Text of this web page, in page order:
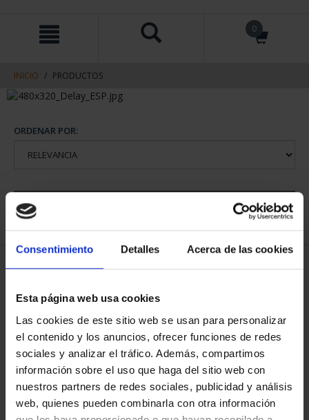
Consentimiento Detalles Acerca de las cookies
Esta página web usa cookies
Las cookies de este sitio web se usan para personalizar
el contenido y los anuncios, ofrecer funciones de redes
sociales y analizar el tráfico. Además, compartimos
información sobre el uso que haga del sitio web con
nuestros partners de redes sociales, publicidad y análisis
web, quienes pueden combinarla con otra información
contenido
navegacin
0
INICIO PRODUCTOS
ORDENAR POR:
1 Productos encontrados